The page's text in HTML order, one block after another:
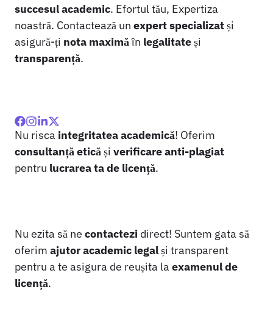
succesul academic. Efortul tău, Expertiza
noastră. Contactează un expert specializatși
asigură-ți nota maximăîn legalitateși
transparență.
Nu risca integritatea academică! Oferim
consultanță eticăși verificare anti-plagiat
pentru lucrarea ta de licență.
Nu ezita să ne contactezi direct! Suntem gata să
oferim ajutor academic legalși transparent
pentru a te asigura de reușita la examenul de
licență.